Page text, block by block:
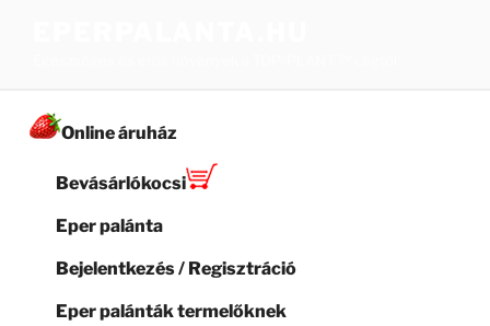
Online áruház
Bevásárlókocsi
Eper palánta
Bejelentkezés / Regisztráció
Eper palánták termelőknek